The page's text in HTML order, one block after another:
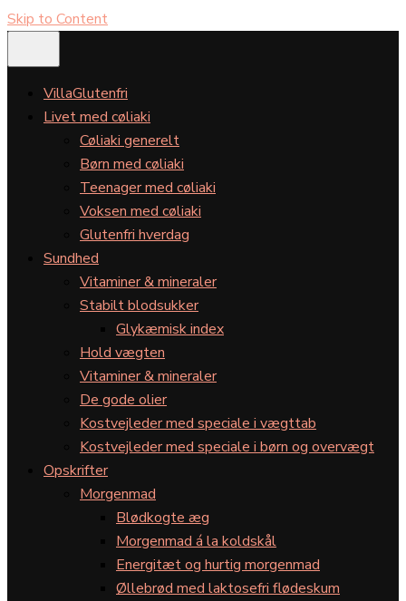
Skip to Content
VillaGlutenfri
Livet med cøliaki
Cøliaki generelt
Børn med cøliaki
Teenager med cøliaki
Voksen med cøliaki
Glutenfri hverdag
Sundhed
Vitaminer & mineraler
Stabilt blodsukker
Glykæmisk index
Hold vægten
Vitaminer & mineraler
De gode olier
Kostvejleder med speciale i vægttab
Kostvejleder med speciale i børn og overvægt
Opskrifter
Morgenmad
Blødkogte æg
Morgenmad á la koldskål
Energitæt og hurtig morgenmad
Øllebrød med laktosefri flødeskum